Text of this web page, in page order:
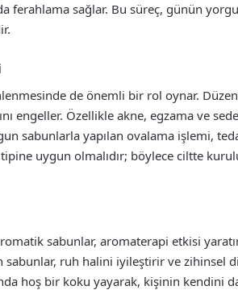
ferahlama sağlar. Bu süreç, günün
de önemli bir rol oynar.
engeller. Özellikle akne, egzama ve
sabunlarla yapılan ovalama işlemi,
uygun olmalıdır; böylece ciltte
sabunlar, aromaterapi etkisi
ruh halini iyileştirir ve zihinsel
hoş bir koku yayarak, kişinin kendini